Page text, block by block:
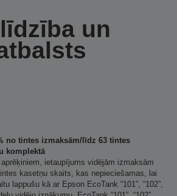
un
no tintes izmaksām/līdz 63 tintes
komplektā
ietaupījums vidējām izmaksām
kasetņu skaits, kas nepieciešamas, lai
lappušu kā ar Epson EcoTank “101”, “102”,